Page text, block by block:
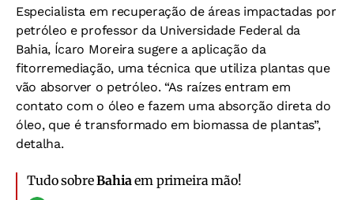
Especialista em recuperação de áreas impactadas por
petróleo e professor da Universidade Federal da
Bahia, Ícaro Moreira sugere a aplicação da
fitorremediação, uma técnica que utiliza plantas que
vão absorver o petróleo. “As raízes entram em
contato com o óleo e fazem uma absorção direta do
óleo, que é transformado em biomassa de plantas”,
detalha.
Tudo sobreBahiaem primeira mão!